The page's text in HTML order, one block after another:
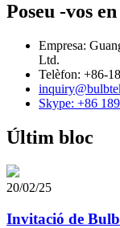
Poseu -vos
Empresa:
Ltd.
Telèfon: +86-
Skype: +86
Últim bloc
20/02/25
Invitació de